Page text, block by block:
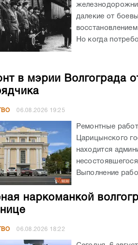
далекие от
Но когда
в мэрии Волгограда
06.08.2026 19:25
Ремонтные
Царицынского
находится
Выполнение
наркоманкой
06.08.2026 18:22